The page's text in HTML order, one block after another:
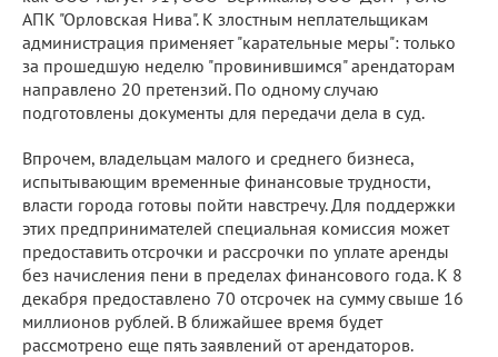
АПК "Орловская Нива". К злостным неплательщикам
администрация применяет "карательные меры": только
за прошедшую неделю "провинившимся" арендаторам
направлено 20 претензий. По одному случаю
подготовлены документы для передачи дела в суд.
Впрочем, владельцам малого и среднего бизнеса,
испытывающим временные финансовые трудности,
власти города готовы пойти навстречу. Для поддержки
этих предпринимателей специальная комиссия может
предоставить отсрочки и рассрочки по уплате аренды
без начисления пени в пределах финансового года. К 8
декабря предоставлено 70 отсрочек на сумму свыше 16
миллионов рублей. В ближайшее время будет
рассмотрено еще пять заявлений от арендаторов.